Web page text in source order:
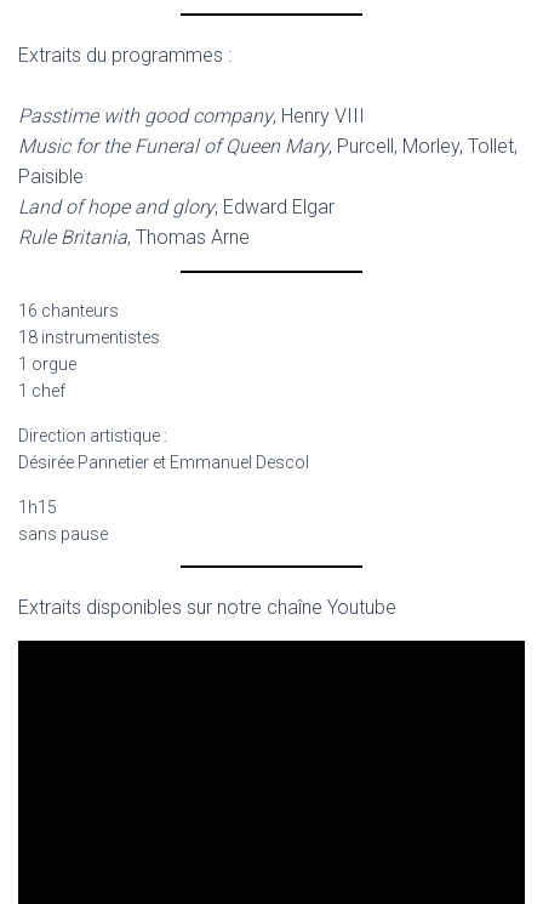
Extraits du programmes :
Passtime with good company, Henry VIII
Music for the Funeral of Queen Mary, Purcell, Morley, Tollet,
Paisible
Land of hope and glory, Edward Elgar
Rule Britania, Thomas Arne
16 chanteurs
18 instrumentistes
1 orgue
1 chef
Direction artistique :
Désirée Pannetier et Emmanuel Descol
1h15
sans pause
Extraits disponibles sur notre chaîne Youtube